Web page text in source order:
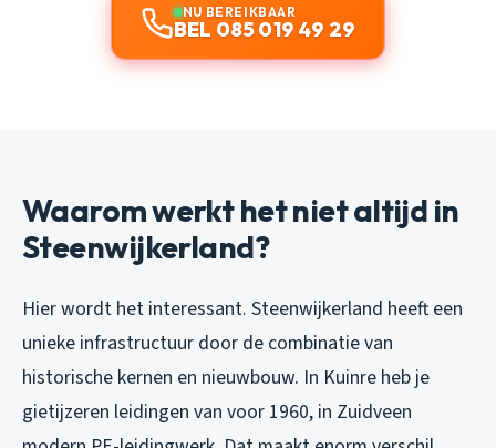
NU BEREIKBAAR
BEL 085 019 49 29
Waarom werkt het niet altijd in
Steenwijkerland?
Hier wordt het interessant. Steenwijkerland heeft een
unieke infrastructuur door de combinatie van
historische kernen en nieuwbouw. In Kuinre heb je
gietijzeren leidingen van voor 1960, in Zuidveen